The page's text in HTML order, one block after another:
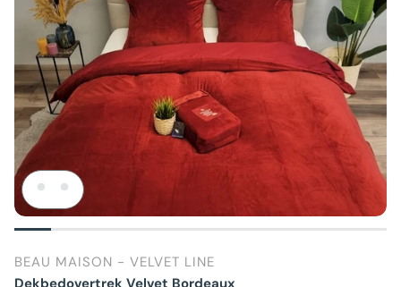
BEAU MAISON - VELVET LINE
Dekbedovertrek Velvet Bordeaux